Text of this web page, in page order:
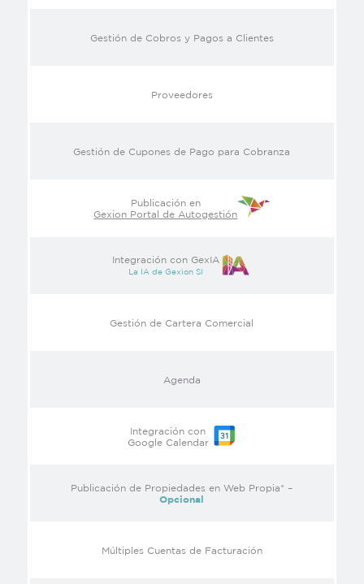
Gestión de Cobros y Pagos a Clientes
Proveedores
Gestión de Cupones de Pago para Cobranza
Publicación en
Gexion Portal de Autogestión
Integración con GexIA
La IA de Gexion SI
Gestión de Cartera Comercial
Agenda
Integración con
Google Calendar
Publicación de Propiedades en Web Propia* –
Opcional
Múltiples Cuentas de Facturación